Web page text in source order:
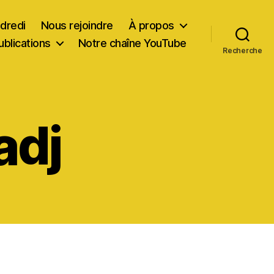
Nous rejoindre
À propos
Notre chaîne YouTube
Recherche